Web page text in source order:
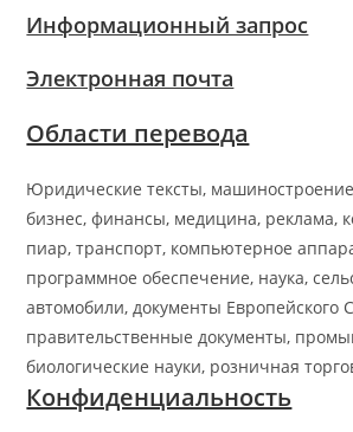
Информационный запрос
Электронная почта
Области перевода
Юридические тексты,
бизнес, финансы, медицина, реклама,
пиар, транспорт, компьютерное
программное обеспечение, наука,
автомобили, документы Европейского
правительственные документы,
биологические науки, розничная
Конфиденциальность